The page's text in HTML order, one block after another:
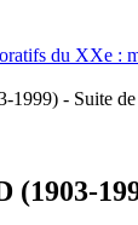
du XXe :
- Suite